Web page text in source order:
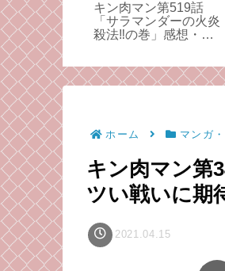
「デジタル
女神転生
語り。僕
を大好きに
けとなった
話。
キン肉マン第519話
「サラマンダーの火炎
殺法‼の巻」感想・バ
ホーム マンガ
キン肉マン第
ツい戦いに期
2021.04.15